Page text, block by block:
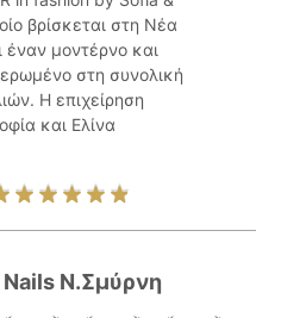
βρίσκεται στη Νέα
μοντέρνο και
στη συνολική
Η επιχείρηση
και Ελίνα
Ν.Σμύρνη